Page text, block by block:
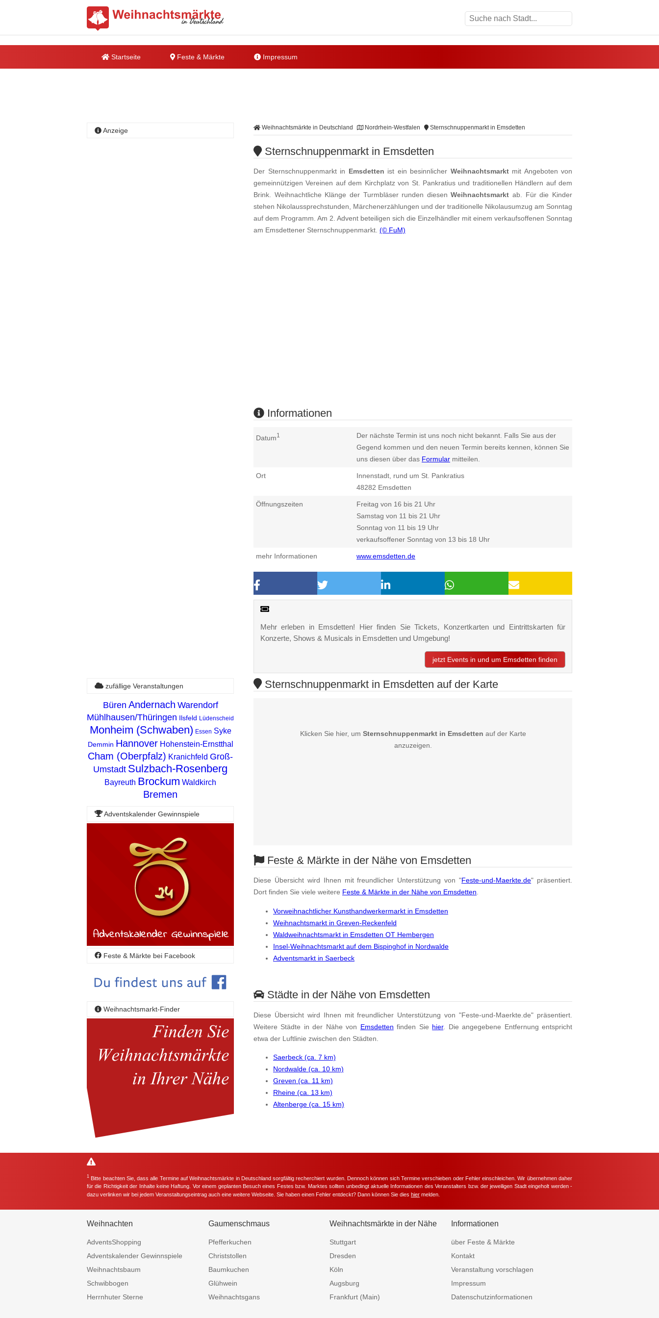
Startseite Feste & Märkte Impressum
Weihnachtsmärkte in Deutschland Nordrhein-Westfalen Sternschnuppenmarkt in Emsdetten
Sternschnuppenmarkt in Emsdetten
Der Sternschnuppenmarkt in Emsdetten ist ein besinnlicher Weihnachtsmarktmit Angeboten von
gemeinnützigen Vereinen auf dem Kirchplatz von St. Pankratius und traditionellen Händlern auf dem
Brink. Weihnachtliche Klänge der Turmbläser runden diesenWeihnachtsmarkt ab. Für die Kinder
stehen Nikolaussprechstunden, Märchenerzählungen und der traditionelle Nikolausumzug am Sonntag
auf dem Programm. Am 2. Advent beteiligen sich die Einzelhändler mit einem verkaufsoffenen Sonntag
am Emsdettener Sternschnuppenmarkt. (© FuM)
Informationen
Datum1
Der nächste Termin ist uns noch nicht bekannt. Falls Sie aus der
Gegend kommen und den neuen Termin bereits kennen, können Sie
uns diesen über das Formular mitteilen.
Ort
Innenstadt, rund um St. Pankratius
48282 Emsdetten
Öffnungszeiten
Freitag von 16 bis 21 Uhr
Samstag von 11 bis 21 Uhr
Sonntag von 11 bis 19 Uhr
verkaufsoffener Sonntag von 13 bis 18 Uhr
mehr Informationen www.emsdetten.de
Mehr erleben in Emsdetten! Hier finden Sie Tickets, Konzertkarten und Eintrittskarten für
Konzerte, Shows & Musicals in Emsdetten und Umgebung!
jetzt Events in und um Emsdetten finden
Anzeige
Sternschnuppenmarkt in Emsdetten auf der Karte
Klicken Sie hier, um Sternschnuppenmarkt in Emsdetten auf der Karte
anzuzeigen.
Feste & Märkte in der Nähe von Emsdetten
Diese Übersicht wird Ihnen mit freundlicher Unterstützung von "Feste-und-Maerkte.de" präsentiert.
Dort finden Sie viele weitere Feste & Märkte in der Nähe von Emsdetten.
Vorweihnachtlicher Kunsthandwerkermarkt in Emsdetten
Weihnachtsmarkt in Greven-Reckenfeld
Waldweihnachtsmarkt in Emsdetten OT Hembergen
Insel-Weihnachtsmarkt auf dem Bispinghof in Nordwalde
Adventsmarkt in Saerbeck
Städte in der Nähe von Emsdetten
Diese Übersicht wird Ihnen mit freundlicher Unterstützung von "Feste-und-Maerkte.de" präsentiert.
Weitere Städte in der Nähe von Emsdetten finden Sie hier. Die angegebene Entfernung entspricht
etwa der Luftlinie zwischen den Städten.
Saerbeck (ca. 7 km)
Nordwalde (ca. 10 km)
Greven (ca. 11 km)
Rheine (ca. 13 km)
Altenberge (ca. 15 km)
zufällige Veranstaltungen
Büren Andernach Warendorf
Mühlhausen/Thüringen Ilsfeld Lüdenscheid
Monheim (Schwaben) Essen Syke
Demmin Hannover Hohenstein-Ernstthal
Cham (Oberpfalz) Kranichfeld Groß-
Umstadt Sulzbach-Rosenberg
Bayreuth Brockum Waldkirch
Bremen
Adventskalender Gewinnspiele
Feste & Märkte bei Facebook
Weihnachtsmarkt-Finder
1 Bitte beachten Sie, dass alle Termine auf Weihnachtsmärkte in Deutschland sorgfältig recherchiert wurden. Dennoch können sich Termine verschieben oder Fehler einschleichen. Wir übernehmen daher
für die Richtigkeit der Inhalte keine Haftung. Vor einem geplanten Besuch eines Festes bzw. Marktes sollten unbedingt aktuelle Informationen des Veranstalters bzw. der jeweiligen Stadt eingeholt werden -
dazu verlinken wir bei jedem Veranstaltungseintrag auch eine weitere Webseite. Sie haben einen Fehler entdeckt? Dann können Sie dies hier melden.
Weihnachten
AdventsShopping
Adventskalender Gewinnspiele
Weihnachtsbaum
Schwibbogen
Herrnhuter Sterne
Gaumenschmaus
Pfefferkuchen
Christstollen
Baumkuchen
Glühwein
Weihnachtsgans
Weihnachtsmärkte in der Nähe
Stuttgart
Dresden
Köln
Augsburg
Frankfurt (Main)
Informationen
über Feste & Märkte
Kontakt
Veranstaltung vorschlagen
Impressum
Datenschutzinformationen